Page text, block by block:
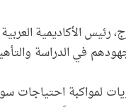
رئيس الأكاديمية العربية
في الدراسة
لمواكبة احتياجات